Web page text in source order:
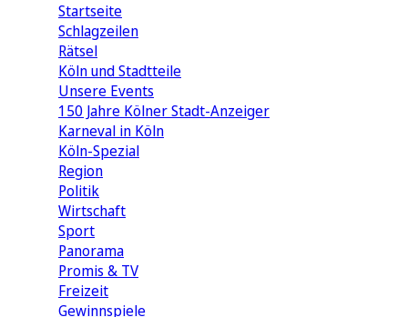
Startseite
Schlagzeilen
Rätsel
Köln und Stadtteile
Unsere Events
150 Jahre Kölner Stadt-Anzeiger
Karneval in Köln
Köln-Spezial
Region
Politik
Wirtschaft
Sport
Panorama
Promis & TV
Freizeit
Gewinnspiele